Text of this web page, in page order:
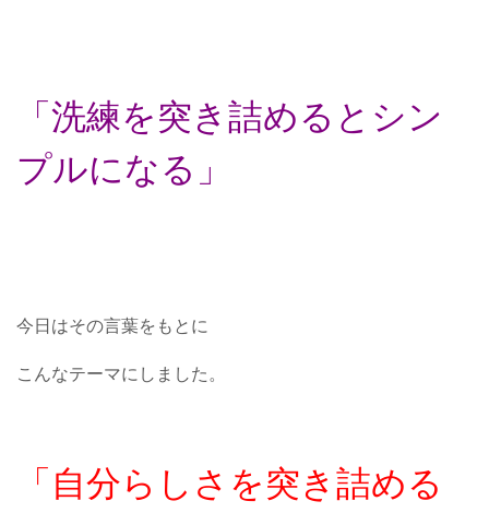
「洗練を突き詰めるとシン
プルになる」
今日はその言葉をもとに
こんなテーマにしました。
「自分らしさを突き詰める